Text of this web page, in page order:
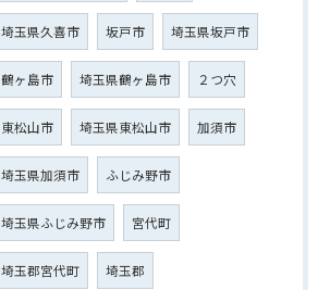
埼玉県久喜市 坂戸市 埼玉県坂戸市
鶴ヶ島市 埼玉県鶴ヶ島市 ２つ穴
東松山市 埼玉県東松山市 加須市
埼玉県加須市 ふじみ野市
埼玉県ふじみ野市 宮代町
埼玉郡宮代町 埼玉郡